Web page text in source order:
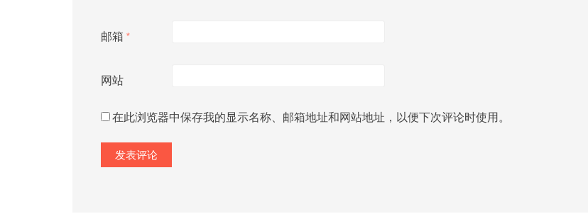
邮箱 *
网站
在此浏览器中保存我的显示名称、邮箱地址和网站地址，以便下次评论时使用。